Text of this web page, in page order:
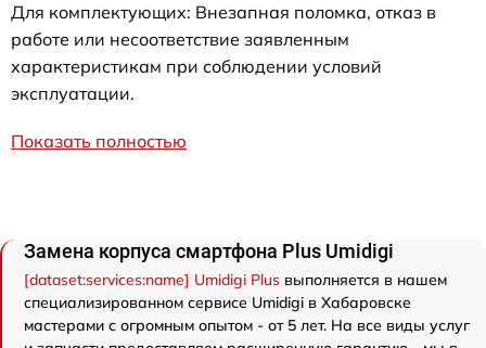
Для комплектующих: Внезапная поломка, отказ в
работе или несоответствие заявленным
характеристикам при соблюдении условий
эксплуатации.
Показать полностью
Замена корпуса смартфона Plus Umidigi
[dataset:services:name] Umidigi Plus выполняется в нашем
специализированном сервисе Umidigi в Хабаровске
мастерами с огромным опытом - от 5 лет. На все виды услуг